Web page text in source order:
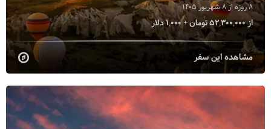
8 روزه از 8 شهریور 1405
از 52,300,000 تومان + 1,000 دلار
مشاهده این سفر